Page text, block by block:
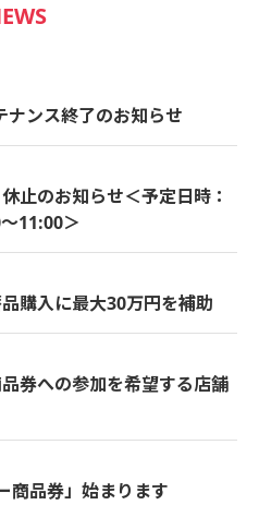
ンス終了のお知らせ
止のお知らせ＜予定日時：
11:00＞
購入に最大30万円を補助
券への参加を希望する店舗
商品券」始まります